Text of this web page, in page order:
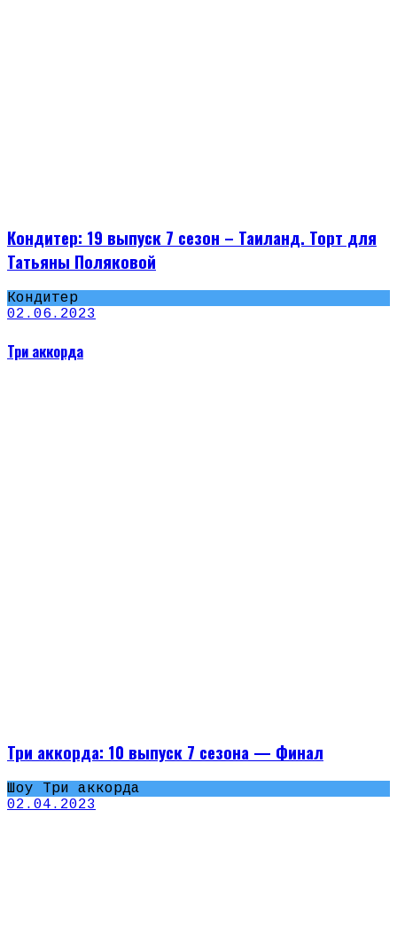
Кондитер: 19 выпуск 7 сезон – Таиланд. Торт для
Татьяны Поляковой
Кондитер
02.06.2023
Три аккорда
Три аккорда: 10 выпуск 7 сезона — Финал
Шоу Три аккорда
02.04.2023